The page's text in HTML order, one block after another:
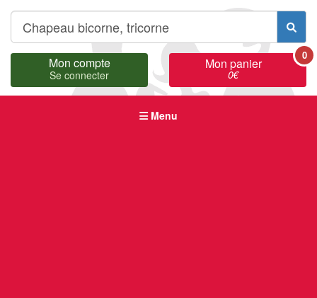
Mon compte
Se connecter
Mon panier
0€
0
Menu